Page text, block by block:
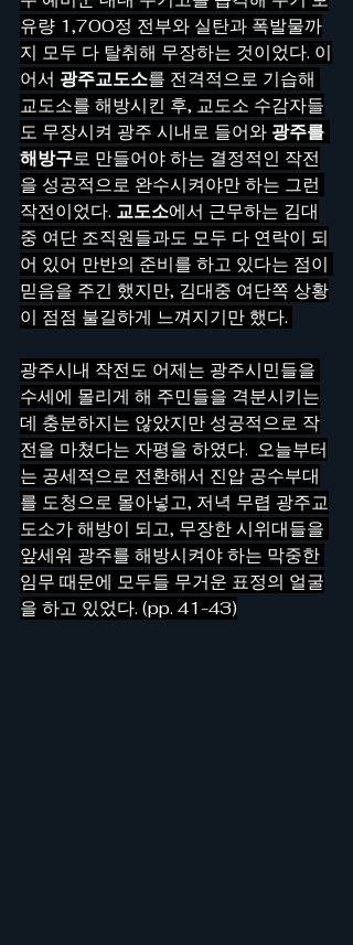
유량 1,700정 전부와 실탄과 폭발물까
지 모두 다 탈취해 무장하는 것이었다. 이
어서 광주교도소를 전격적으로 기습해
교도소를 해방시킨 후, 교도소 수감자들
도 무장시켜 광주 시내로 들어와 광주를
해방구로 만들어야 하는 결정적인 작전
을 성공적으로 완수시켜야만 하는 그런
작전이었다. 교도소에서 근무하는 김대
중 여단 조직원들과도 모두 다 연락이 되
어 있어 만반의 준비를 하고 있다는 점이
믿음을 주긴 했지만, 김대중 여단쪽 상황
이 점점 불길하게 느껴지기만 했다.
광주시내 작전도 어제는 광주시민들을
수세에 몰리게 해 주민들을 격분시키는
데 충분하지는 않았지만 성공적으로 작
전을 마쳤다는 자평을 하였다.  오늘부터
는 공세적으로 전환해서 진압 공수부대
를 도청으로 몰아넣고, 저녁 무렵 광주교
도소가 해방이 되고, 무장한 시위대들을
앞세워 광주를 해방시켜야 하는 막중한
임무 때문에 모두들 무거운 표정의 얼굴
을 하고 있었다. (pp. 41-43)